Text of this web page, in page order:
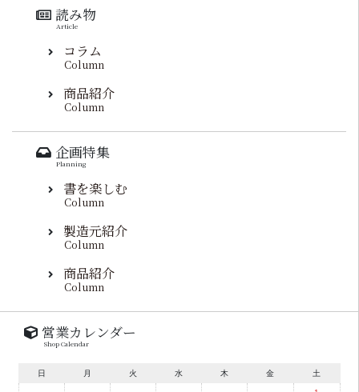
読み物
Article
コラム
Column
商品紹介
Column
企画特集
Planning
書を楽しむ
Column
製造元紹介
Column
商品紹介
Column
営業カレンダー
Shop Calendar
日 月 火 水 木 金 土